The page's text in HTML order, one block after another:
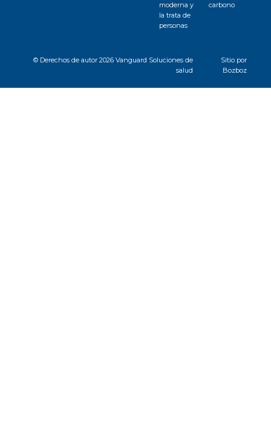
moderna y
la trata de
personas
carbono
© Derechos de autor 2026 Vanguard Soluciones de
salud
Sitio por
Bozboz